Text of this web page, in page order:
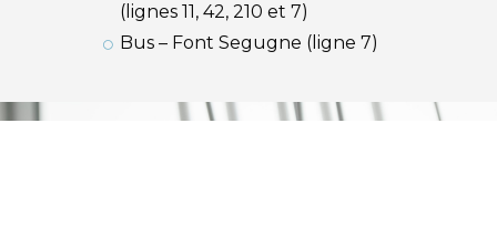
(lignes 11, 42, 210 et 7)
Bus – Font Segugne (ligne 7)